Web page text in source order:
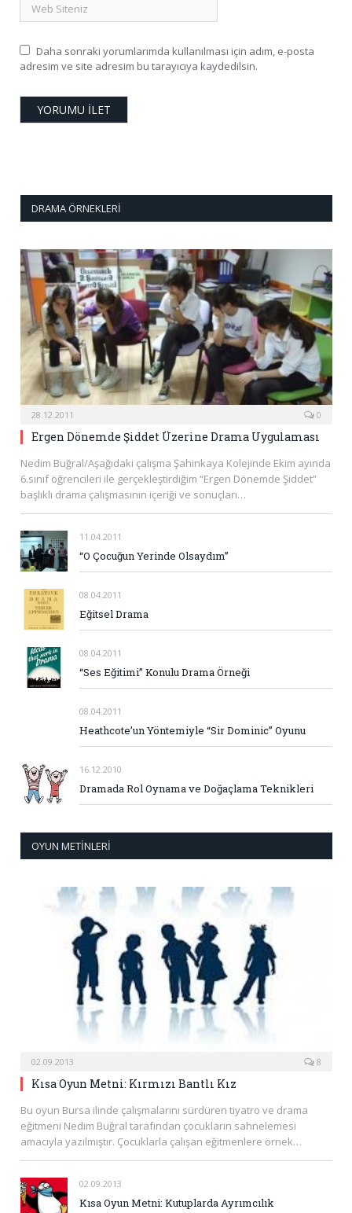
Daha sonraki yorumlarımda kullanılması için adım, e-posta
adresim ve site adresim bu tarayıcıya kaydedilsin.
DRAMA ÖRNEKLERI
28.12.2011 0
Ergen Dönemde Şiddet Üzerine Drama Uygulaması
Nedim Buğral/Aşağıdaki çalışma Şahinkaya Kolejinde Ekim ayında
6.sınıf öğrencileri ile gerçekleştirdiğim “Ergen Dönemde Şiddet”
başlıklı drama çalışmasının içeriği ve sonuçları…
11.04.2011
“O Çocuğun Yerinde Olsaydım”
08.04.2011
Eğitsel Drama
08.04.2011
“Ses Eğitimi” Konulu Drama Örneği
08.04.2011
Heathcote’un Yöntemiyle “Sir Dominic” Oyunu
16.12.2010
Dramada Rol Oynama ve Doğaçlama Teknikleri
OYUN METINLERI
02.09.2013 8
Kısa Oyun Metni: Kırmızı Bantlı Kız
Bu oyun Bursa ilinde çalışmalarını sürdüren tiyatro ve drama
eğitmeni Nedim Buğral tarafından çocukların sahnelemesi
amacıyla yazılmıştır. Çocuklarla çalışan eğitmenlere örnek…
02.09.2013
Kısa Oyun Metni: Kutuplarda Ayrımcılık